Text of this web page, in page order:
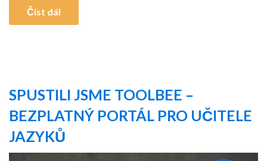
Číst dál
SPUSTILI JSME TOOLBEE –
BEZPLATNÝ PORTÁL PRO UČITELE
JAZYKŮ